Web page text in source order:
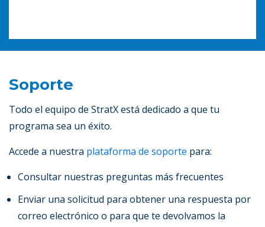
Soporte
Todo el equipo de StratX está dedicado a que tu
programa sea un éxito.
Accede a nuestra plataforma de soporte para:
Consultar nuestras preguntas más frecuentes
Enviar una solicitud para obtener una respuesta por
correo electrónico o para que te devolvamos la